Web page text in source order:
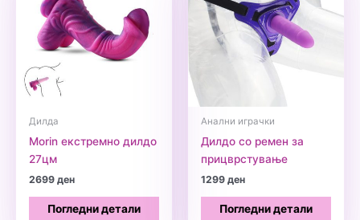
Дилда
Morin екстремно дилдо
27цм
2699ден
Погледни детали
Анални играчки
Дилдо со ремен за
прицврстување
1299ден
Погледни детали